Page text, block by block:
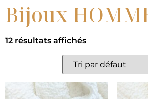
Bijoux
12 résultats affichés